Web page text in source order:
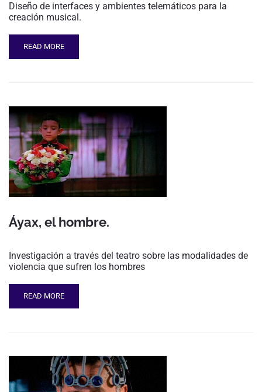
Diseño de interfaces y ambientes telemáticos para la
creación musical.
READ MORE
Áyax, el hombre.
Investigación a través del teatro sobre las modalidades de
violencia que sufren los hombres
READ MORE